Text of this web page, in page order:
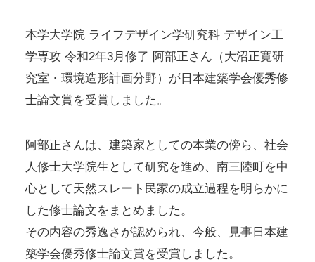
本学大学院 ライフデザイン学研究科 デザイン工
学専攻 令和2年3月修了 阿部正さん（大沼正寛研
究室・環境造形計画分野）が日本建築学会優秀修
士論文賞を受賞しました。
阿部正さんは、建築家としての本業の傍ら、社会
人修士大学院生として研究を進め、南三陸町を中
心として天然スレート民家の成立過程を明らかに
した修士論文をまとめました。
その内容の秀逸さが認められ、今般、見事日本建
築学会優秀修士論文賞を受賞しました。